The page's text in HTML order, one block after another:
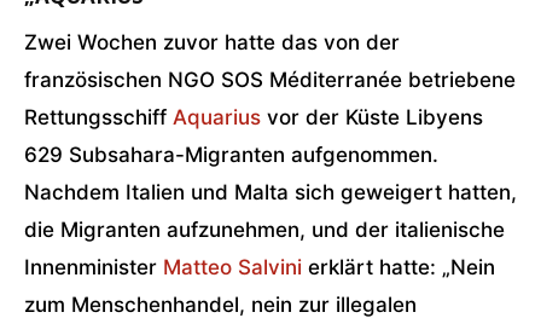
Zwei Wochen zuvor hatte das von der
französischen NGO SOS Méditerranée betriebene
Rettungsschiff Aquarius vor der Küste Libyens
629 Subsahara-Migranten aufgenommen.
Nachdem Italien und Malta sich geweigert hatten,
die Migranten aufzunehmen, und der italienische
Innenminister Matteo Salvini erklärt hatte: „Nein
zum Menschenhandel, nein zur illegalen